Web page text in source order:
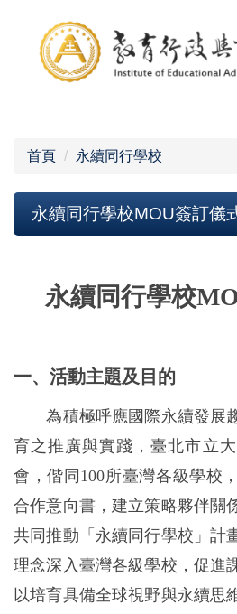
首頁 永續同行學校
永續同行學校MOU簽訂儀
永續同行學校
一、活動主題及目的
為積極呼應國際永續發展
育之推廣與實踐，臺北市立
會，偕同 100所臺灣各級學校
合作意向書，建立策略夥伴關
共同推動「永續同行學校」計
理念深入臺灣各級學校，促進
以培育具備全球視野與永續思